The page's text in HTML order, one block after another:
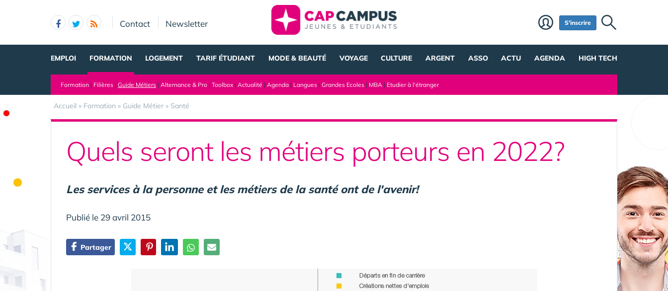
Contact Newsletter S'inscrire
EMPLOI FORMATION LOGEMENT TARIF ÉTUDIANT MODE & BEAUTÉ VOYAGE CULTURE ARGENT ASSO ACTU AGENDA HIGH TECH
Formation | Filières | Guide Métiers | Alternance & Pro | Toolbox | Actualité | Agenda | Langues | Grandes Ecoles | MBA | Etudier à l'étranger
Accueil » Formation » Guide Métier » Santé
Quels seront les métiers porteurs en 2022?
Les services à la personne et les métiers de la santé ont de l'avenir!
Publié le 29 avril 2015
Partager